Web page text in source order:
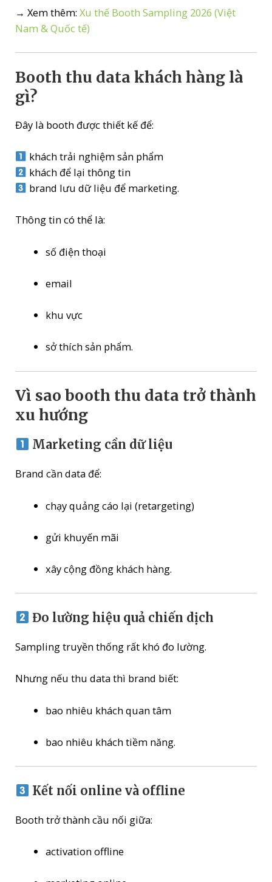
→ Xem thêm:Xu thế Booth Sampling 2026 (Việt
Nam & Quốc tế)
Booth thu data khách hàng là
gì?
Đây là booth được thiết kế để:
khách trải nghiệm sản phẩm
khách để lại thông tin
brand lưu dữ liệu để marketing.
Thông tin có thể là:
số điện thoại
email
khu vực
sở thích sản phẩm.
Vì sao booth thu data trở thành
xu hướng
Marketing cần dữ liệu
Brand cần data để:
chạy quảng cáo lại (retargeting)
gửi khuyến mãi
xây cộng đồng khách hàng.
Đo lường hiệu quả chiến dịch
Sampling truyền thống rất khó đo lường.
Nhưng nếu thu data thì brand biết:
bao nhiêu khách quan tâm
bao nhiêu khách tiềm năng.
Kết nối online và offline
Booth trở thành cầu nối giữa:
activation offline